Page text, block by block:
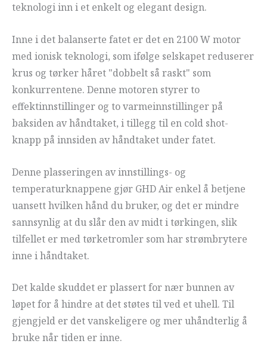
teknologi inn i et enkelt og elegant design.
Inne i det balanserte fatet er det en 2100 W motor
med ionisk teknologi, som ifølge selskapet reduserer
krus og tørker håret "dobbelt så raskt" som
konkurrentene. Denne motoren styrer to
effektinnstillinger og to varmeinnstillinger på
baksiden av håndtaket, i tillegg til en cold shot-
knapp på innsiden av håndtaket under fatet.
Denne plasseringen av innstillings- og
temperaturknappene gjør GHD Air enkel å betjene
uansett hvilken hånd du bruker, og det er mindre
sannsynlig at du slår den av midt i tørkingen, slik
tilfellet er med tørketromler som har strømbrytere
inne i håndtaket.
Det kalde skuddet er plassert for nær bunnen av
løpet for å hindre at det støtes til ved et uhell. Til
gjengjeld er det vanskeligere og mer uhåndterlig å
bruke når tiden er inne.